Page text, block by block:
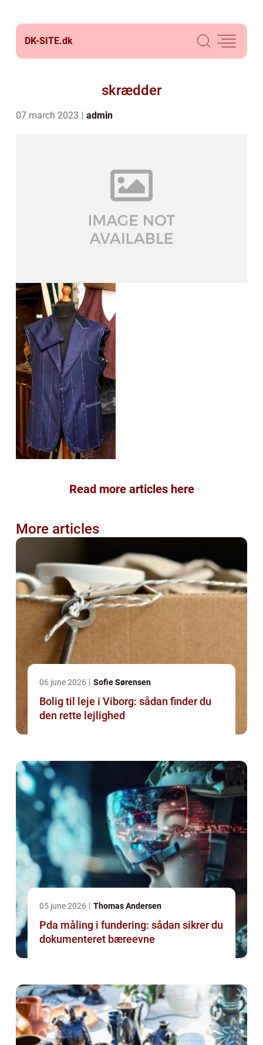
DK-SITE.dk
skrædder
07 march 2023 admin
Read more articles here
More articles
06 june 2026 Sofie Sørensen
Bolig til leje i Viborg: sådan finder du
den rette lejlighed
05 june 2026 Thomas Andersen
Pda måling i fundering: sådan sikrer du
dokumenteret bæreevne